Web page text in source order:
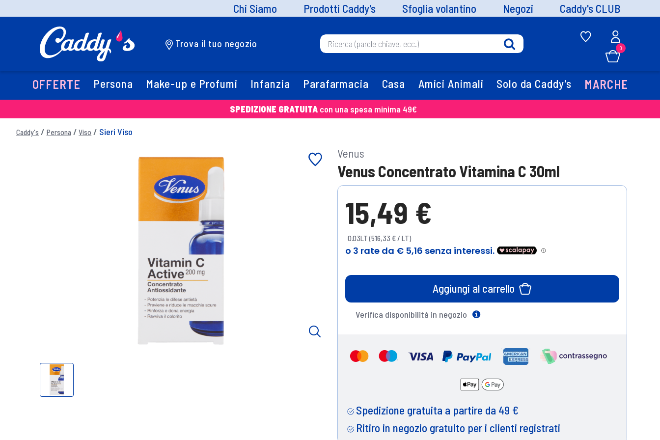
Chi Siamo Prodotti Caddy's Sfoglia volantino Negozi Caddy's CLUB
Trova il tuo negozio 0
OFFERTE Persona Make-up e Profumi Infanzia Parafarmacia Casa Amici Animali Solo da Caddy's MARCHE
SPEDIZIONE GRATUITA con una spesa minima 49€
Caddy's Persona Viso Sieri Viso
Venus
Venus Concentrato Vitamina C 30ml
15,49 €
0.03LT (516,33 € / LT)
Aggiungi al carrello
Verifica disponibilità in negozio
Spedizione gratuita a partire da 49 €
Ritiro in negozio gratuito per i clienti registrati